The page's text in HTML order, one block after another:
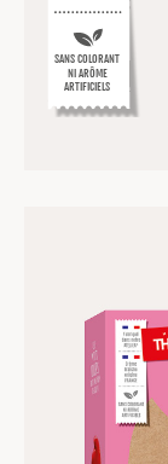
SANS COLORANT
NI ARÔME
ARTIFICIELS